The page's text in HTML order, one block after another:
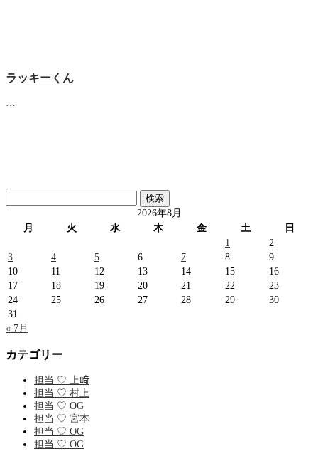
ラッキーくん
索:
2026年8月
月
火 水 木 金 土
日
1
2
3
4 5 6 7 8
9
10
11 12 13 14 15
16
17
18 19 20 21 22
23
24
25 26 27 28 29
30
31
« 7月
カテゴリー
担当 ♡ 上﨑
担当 ♡ 村上
担当 ♡ OG
担当 ♡ 宮本
担当 ♡ OG
担当 ♡ OG